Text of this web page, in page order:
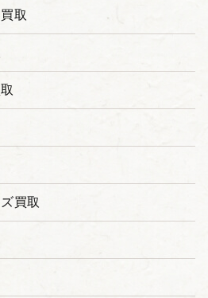
取
買取